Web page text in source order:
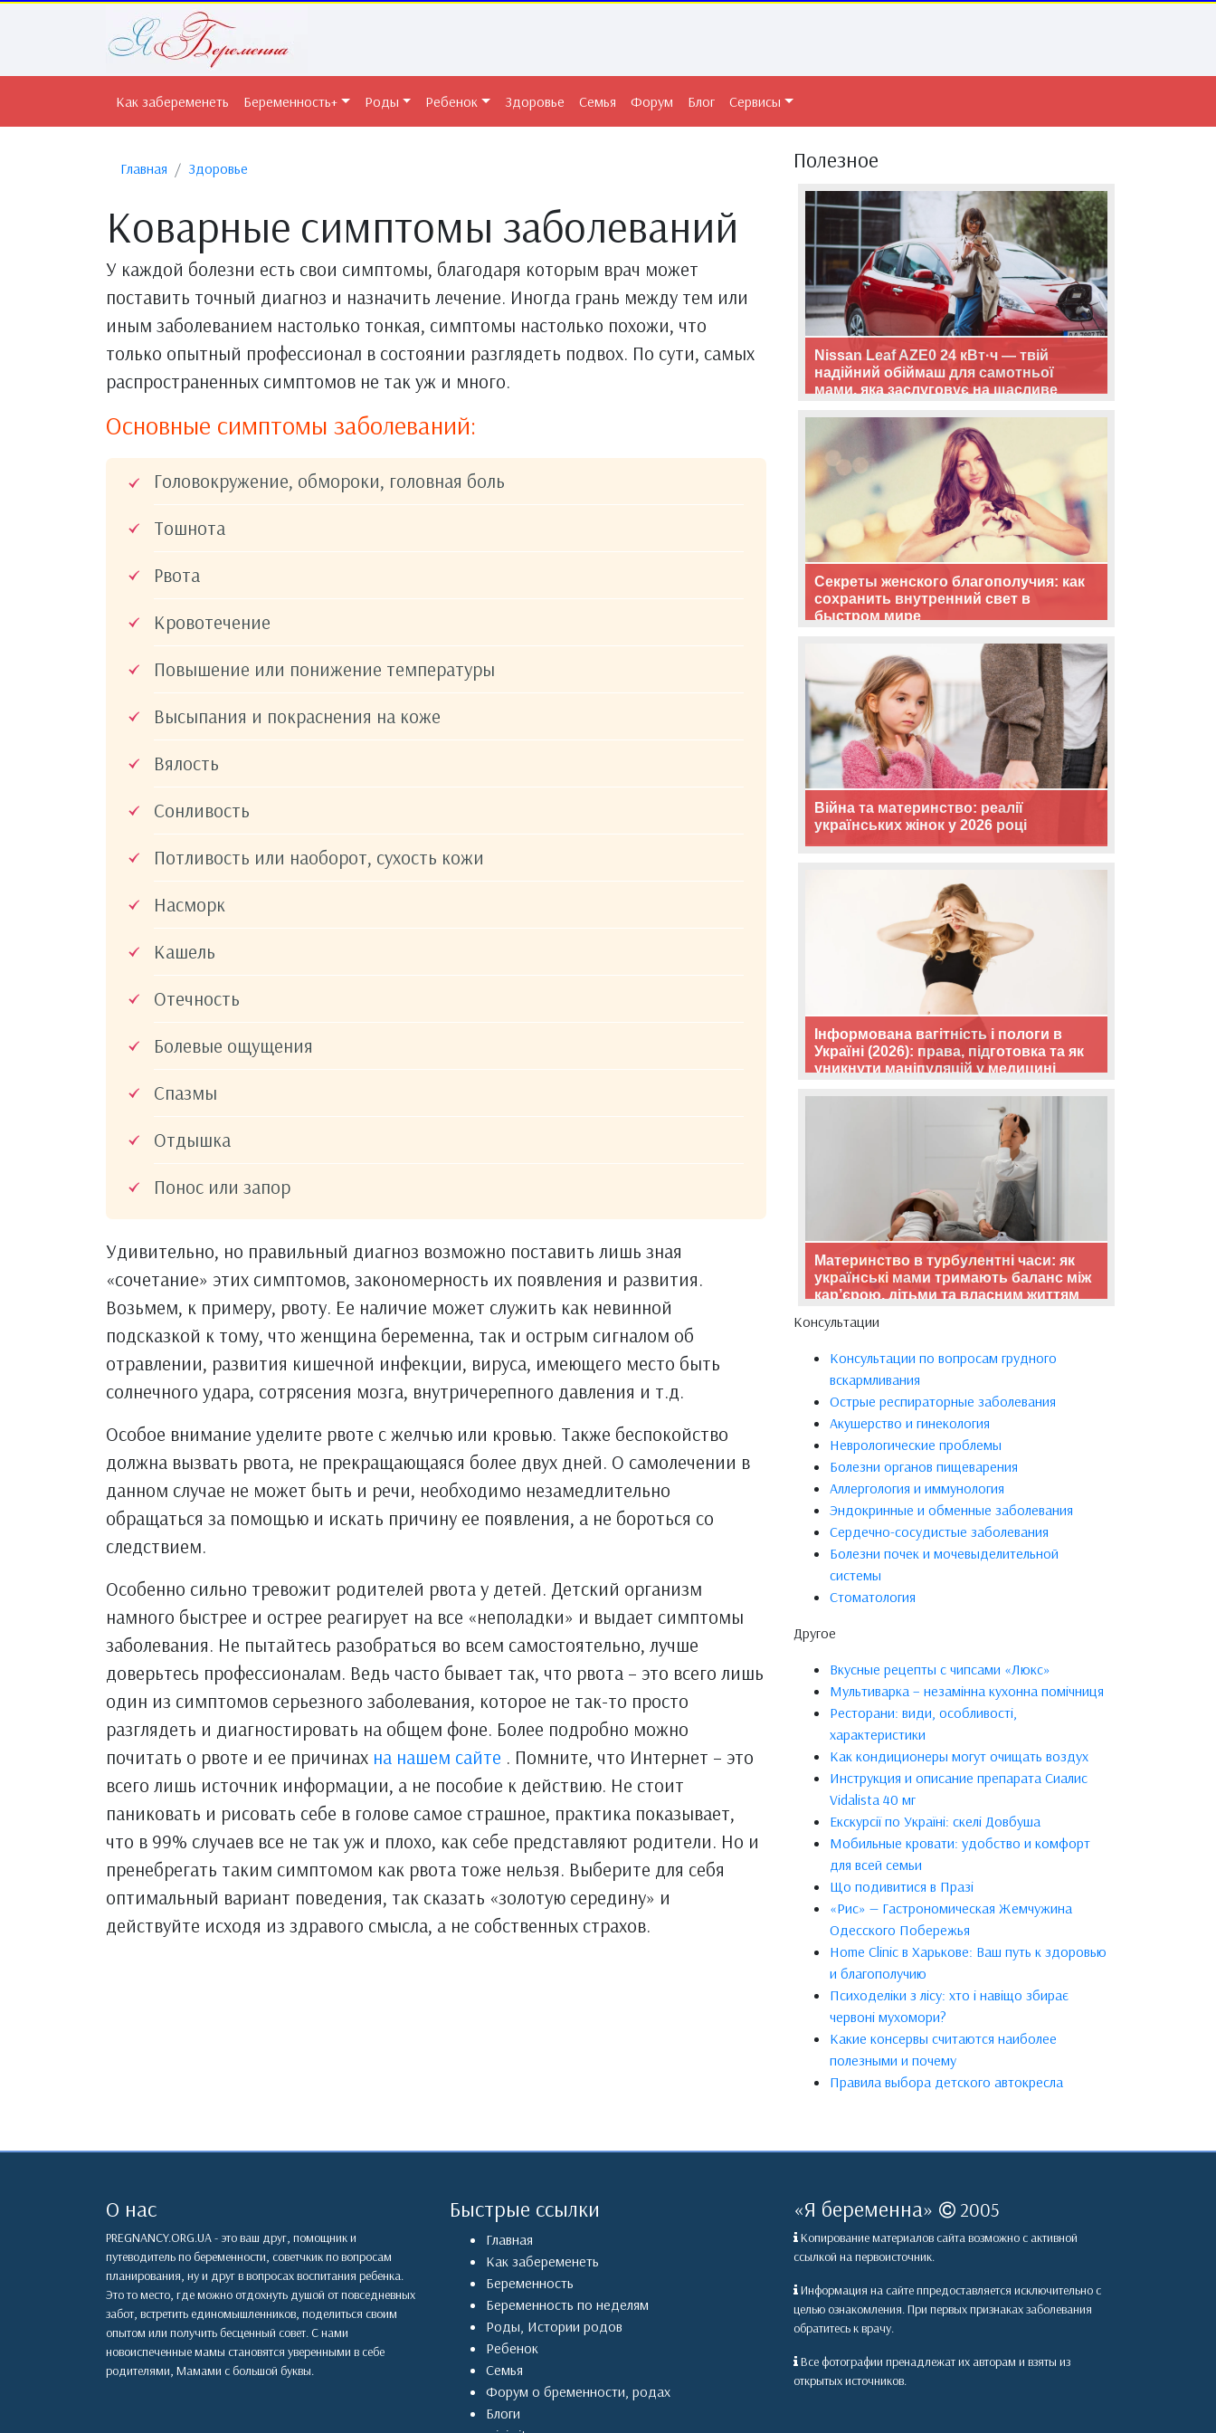
Как забеременеть Беременность+ Роды Ребенок Здоровье Семья Форум Блог Сервисы
Главная Здоровье
Коварные симптомы заболеваний
У каждой болезни есть свои симптомы, благодаря которым врач может
поставить точный диагноз и назначить лечение. Иногда грань между тем или
иным заболеванием настолько тонкая, симптомы настолько похожи, что
только опытный профессионал в состоянии разглядеть подвох. По сути, самых
распространенных симптомов не так уж и много.
Основные симптомы заболеваний:
Головокружение, обмороки, головная боль
Тошнота
Рвота
Кровотечение
Повышение или понижение температуры
Высыпания и покраснения на коже
Вялость
Сонливость
Потливость или наоборот, сухость кожи
Насморк
Кашель
Отечность
Болевые ощущения
Спазмы
Отдышка
Понос или запор
Удивительно, но правильный диагноз возможно поставить лишь зная
«сочетание» этих симптомов, закономерность их появления и развития.
Возьмем, к примеру, рвоту. Ее наличие может служить как невинной
подсказкой к тому, что женщина беременна, так и острым сигналом об
отравлении, развития кишечной инфекции, вируса, имеющего место быть
солнечного удара, сотрясения мозга, внутричерепного давления и т.д.
Особое внимание уделите рвоте с желчью или кровью. Также беспокойство
должна вызвать рвота, не прекращающаяся более двух дней. О самолечении в
данном случае не может быть и речи, необходимо незамедлительно
обращаться за помощью и искать причину ее появления, а не бороться со
следствием.
Особенно сильно тревожит родителей рвота у детей. Детский организм
намного быстрее и острее реагирует на все «неполадки» и выдает симптомы
заболевания. Не пытайтесь разобраться во всем самостоятельно, лучше
доверьтесь профессионалам. Ведь часто бывает так, что рвота – это всего лишь
один из симптомов серьезного заболевания, которое не так-то просто
разглядеть и диагностировать на общем фоне. Более подробно можно
почитать о рвоте и ее причинах на нашем сайте . Помните, что Интернет – это
всего лишь источник информации, а не пособие к действию. Не стоит
паниковать и рисовать себе в голове самое страшное, практика показывает,
что в 99% случаев все не так уж и плохо, как себе представляют родители. Но и
пренебрегать таким симптомом как рвота тоже нельзя. Выберите для себя
оптимальный вариант поведения, так сказать «золотую середину» и
действуйте исходя из здравого смысла, а не собственных страхов.
Полезное
Nissan Leaf AZE0 24 кВт·ч — твій
надійний обіймаш для самотньої
мами, яка заслуговує на щасливе
Секреты женского благополучия: как
сохранить внутренний свет в
быстром мире
Війна та материнство: реалії
українських жінок у 2026 році
Інформована вагітність і пологи в
Україні (2026): права, підготовка та як
уникнути маніпуляцій у медицині
Материнство в турбулентні часи: як
українські мами тримають баланс між
кар’єрою, дітьми та власним життям
Консультации
Консультации по вопросам грудного
вскармливания
Острые респираторные заболевания
Акушерство и гинекология
Неврологические проблемы
Болезни органов пищеварения
Аллергология и иммунология
Эндокринные и обменные заболевания
Сердечно-сосудистые заболевания
Болезни почек и мочевыделительной
системы
Стоматология
Другое
Вкусные рецепты с чипсами «Люкс»
Мультиварка – незамінна кухонна помічниця
Ресторани: види, особливості,
характеристики
Как кондиционеры могут очищать воздух
Инструкция и описание препарата Сиалис
Vidalista 40 мг
Екскурсії по Україні: скелі Довбуша
Мобильные кровати: удобство и комфорт
для всей семьи
Що подивитися в Празі
«Рис» — Гастрономическая Жемчужина
Одесского Побережья
Home Clinic в Харькове: Ваш путь к здоровью
и благополучию
Психоделіки з лісу: хто і навіщо збирає
червоні мухомори?
Какие консервы считаются наиболее
полезными и почему
Правила выбора детского автокресла
О нас
PREGNANCY.ORG.UA - это ваш друг, помощник и
путеводитель по беременности, советчкик по вопросам
планирования, ну и друг в вопросах воспитания ребенка.
Это то место, где можно отдохнуть душой от повседневных
забот, встретить единомышленников, поделиться своим
опытом или получить бесценный совет. С нами
новоиспеченные мамы становятся уверенными в себе
родителями, Мамами с большой буквы.
Быстрые ссылки
Главная
Как забеременеть
Беременность
Беременность по неделям
Роды, Истории родов
Ребенок
Семья
Форум о бременности, родах
Блоги
«Я беременна» 2005
Копирование материалов сайта возможно с активной
ссылкой на первоисточник.
Информация на сайте ппредоставляется исключительно с
целью ознакомления. При первых признаках заболевания
обратитесь к врачу.
Все фотографии пренадлежат их авторам и взяты из
открытых источников.